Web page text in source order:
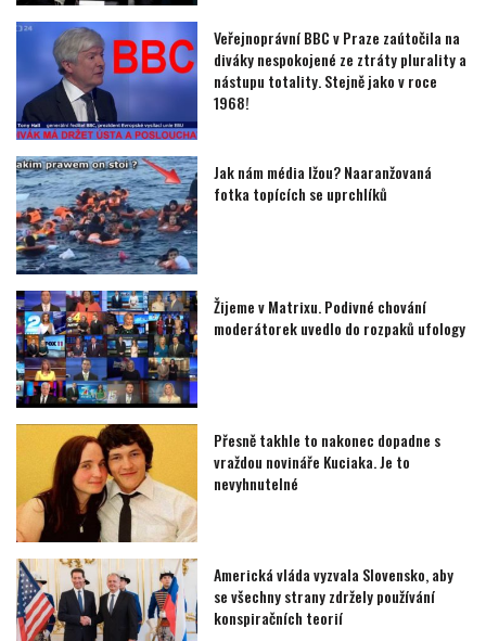
Veřejnoprávní BBC v Praze zaútočila na
diváky nespokojené ze ztráty plurality a
nástupu totality. Stejně jako v roce
1968!
Jak nám média lžou? Naaranžovaná
fotka topících se uprchlíků
Žijeme v Matrixu. Podivné chování
moderátorek uvedlo do rozpaků ufology
Přesně takhle to nakonec dopadne s
vraždou novináře Kuciaka. Je to
nevyhnutelné
Americká vláda vyzvala Slovensko, aby
se všechny strany zdržely používání
konspiračních teorií